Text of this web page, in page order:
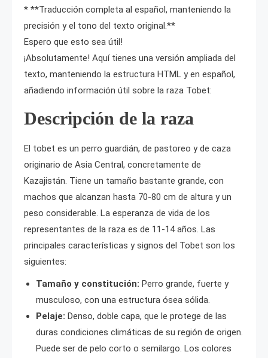
* **Traducción completa al español, manteniendo la
precisión y el tono del texto original.**
Espero que esto sea útil!
¡Absolutamente! Aquí tienes una versión ampliada del
texto, manteniendo la estructura HTML y en español,
añadiendo información útil sobre la raza Tobet:
Descripción de la raza
El tobet es un perro guardián, de pastoreo y de caza
originario de Asia Central, concretamente de
Kazajistán. Tiene un tamaño bastante grande, con
machos que alcanzan hasta 70-80 cm de altura y un
peso considerable. La esperanza de vida de los
representantes de la raza es de 11-14 años. Las
principales características y signos del Tobet son los
siguientes:
Tamaño y constitución: Perro grande, fuerte y
musculoso, con una estructura ósea sólida.
Pelaje: Denso, doble capa, que le protege de las
duras condiciones climáticas de su región de origen.
Puede ser de pelo corto o semilargo. Los colores